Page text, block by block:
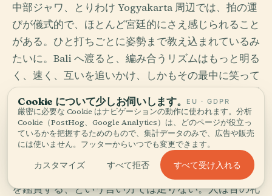
中部ジャワ、とりわけ Yogyakarta 周辺では、拍の運
びが儀式的で、ほとんど宮廷的にさえ感じられること
がある。ひと打ちごとに姿勢まで教え込まれているみ
たいに。Bali へ渡ると、編み合うリズムはもっと明る
く、速く、互いを追いかけ、しかもその最中に笑って
いるように聞こえることがある。同じ一族。気質は別
です。
この音楽は、他の芸術の上に君臨するのではなく、そ
れらと一緒に生きています。影絵芝居、舞踊、通過儀
礼、宮廷儀礼、寺の祭りに寄り添う。ただ gamelan
を鑑賞する、という言い方では足りない。人は音の礼
Cookie について少しお伺いします。 EU · GDPR
厳密に必要な Cookie はナビゲーションの動作に使われます。分析
Cookie（PostHog、Google Analytics）は、どのページが役立っ
ているかを把握するためのもので、集計データのみで、広告や販売
には使いません。フッターからいつでも変更できます。
カスタマイズ すべて拒否 すべて受け入れる